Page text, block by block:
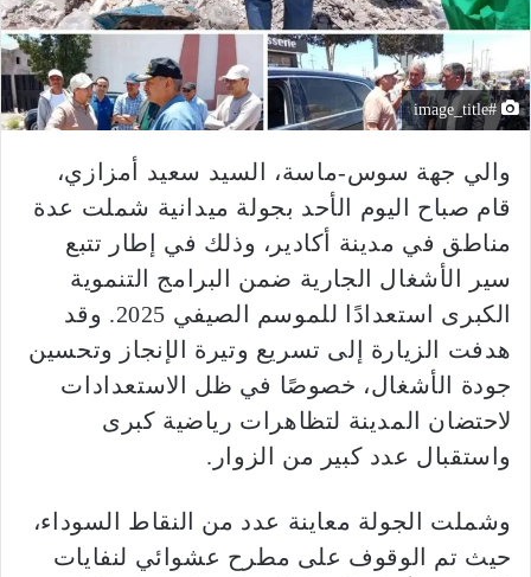
#image_title
والي جهة سوس-ماسة، السيد سعيد أمزازي،
قام صباح اليوم الأحد بجولة ميدانية شملت عدة
مناطق في مدينة أكادير، وذلك في إطار تتبع
سير الأشغال الجارية ضمن البرامج التنموية
الكبرى استعدادًا للموسم الصيفي 2025. وقد
هدفت الزيارة إلى تسريع وتيرة الإنجاز وتحسين
جودة الأشغال، خصوصًا في ظل الاستعدادات
لاحتضان المدينة لتظاهرات رياضية كبرى
واستقبال عدد كبير من الزوار.
وشملت الجولة معاينة عدد من النقاط السوداء،
حيث تم الوقوف على مطرح عشوائي لنفايات